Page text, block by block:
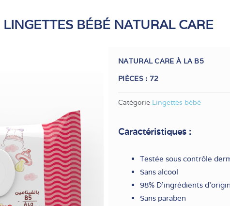
LINGETTES BÉBÉ NATURAL CARE
NATURAL CARE À LA B5
PIÈCES : 72
Catégorie Lingettes bébé
Caractéristiques :
Testée sous contrôle
Sans alcool
98% D’ingrédients
Sans paraben